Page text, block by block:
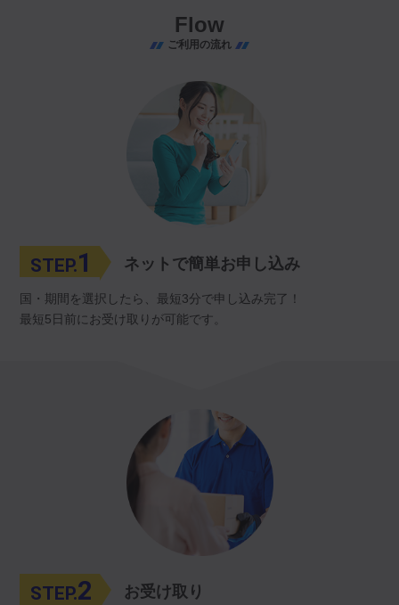
Flow
ご利用の流れ
STEP.1 ネットで簡単お申し込み
国・期間を選択したら、最短3分で申し込み完了！
最短5日前にお受け取りが可能です。
STEP.2 お受け取り